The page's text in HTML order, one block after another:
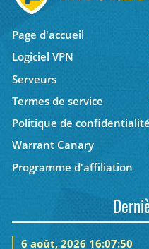
Page d'accueil
Logiciel VPN
Serveurs
Termes de service
Politique de confidentialité
Warrant Canary
Programme d'affiliation
6 août, 2026 16:07:50